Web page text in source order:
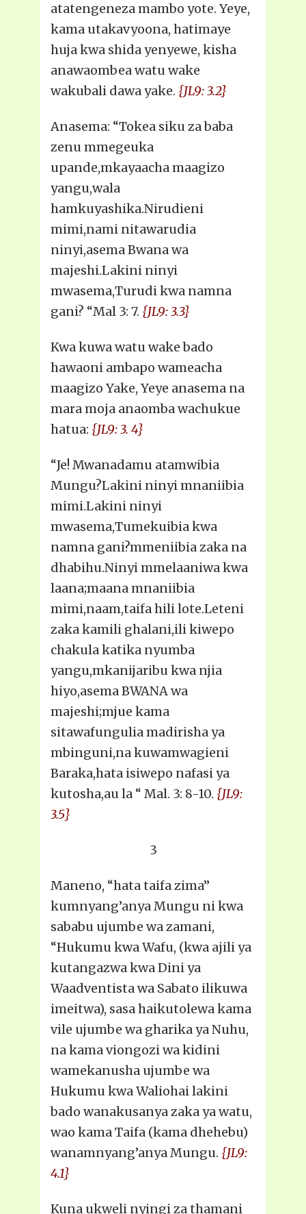
atatengeneza mambo yote. Yeye,
kama utakavyoona, hatimaye
huja kwa shida yenyewe, kisha
anawaombea watu wake
wakubali dawa yake. {JL9: 3.2}
Anasema: “Tokea siku za baba
zenu mmegeuka
upande,mkayaacha maagizo
yangu,wala
hamkuyashika.Nirudieni
mimi,nami nitawarudia
ninyi,asema Bwana wa
majeshi.Lakini ninyi
mwasema,Turudi kwa namna
gani? “Mal 3: 7. {JL9: 3.3}
Kwa kuwa watu wake bado
hawaoni ambapo wameacha
maagizo Yake, Yeye anasema na
mara moja anaomba wachukue
hatua: {JL9: 3. 4}
“Je! Mwanadamu atamwibia
Mungu?Lakini ninyi mnaniibia
mimi.Lakini ninyi
mwasema,Tumekuibia kwa
namna gani?mmeniibia zaka na
dhabihu.Ninyi mmelaaniwa kwa
laana;maana mnaniibia
mimi,naam,taifa hili lote.Leteni
zaka kamili ghalani,ili kiwepo
chakula katika nyumba
yangu,mkanijaribu kwa njia
hiyo,asema BWANA wa
majeshi;mjue kama
sitawafungulia madirisha ya
mbinguni,na kuwamwagieni
Baraka,hata isiwepo nafasi ya
kutosha,au la “ Mal. 3: 8-10. {JL9:
3.5}
3
Maneno, “hata taifa zima”
kumnyang’anya Mungu ni kwa
sababu ujumbe wa zamani,
“Hukumu kwa Wafu, (kwa ajili ya
kutangazwa kwa Dini ya
Waadventista wa Sabato ilikuwa
imeitwa), sasa haikutolewa kama
vile ujumbe wa gharika ya Nuhu,
na kama viongozi wa kidini
wamekanusha ujumbe wa
Hukumu kwa Waliohai lakini
bado wanakusanya zaka ya watu,
wao kama Taifa (kama dhehebu)
wanamnyang’anya Mungu. {JL9:
4.1}
Kuna ukweli nyingi za thamani